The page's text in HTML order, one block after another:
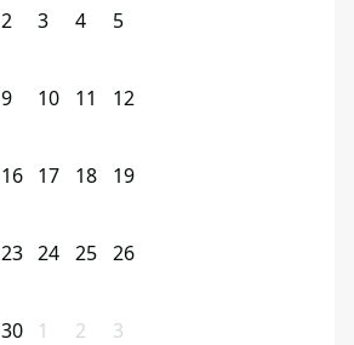
2 3 4 5
9 10 11 12
16 17 18 19
23 24 25 26
30 1 2 3